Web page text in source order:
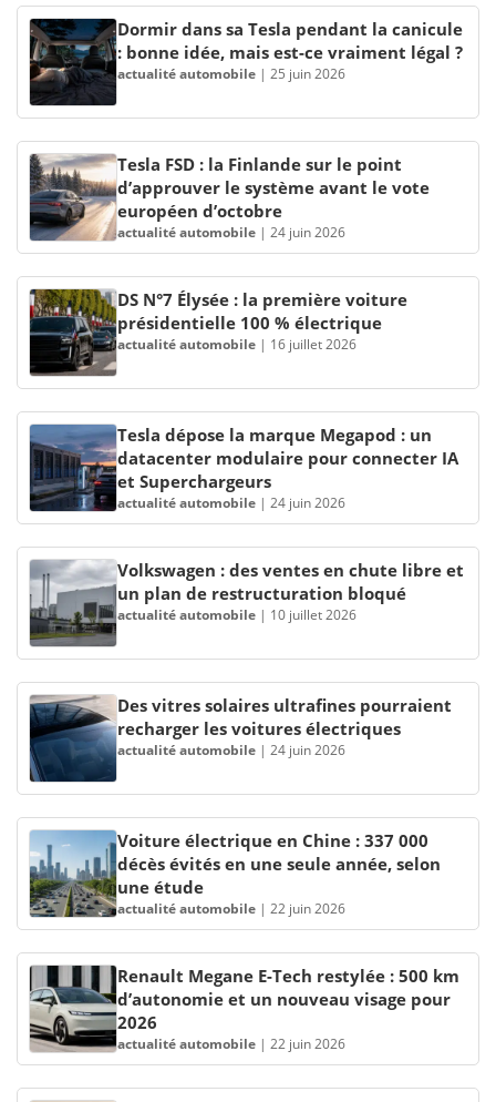
Dormir dans sa Tesla pendant la canicule
: bonne idée, mais est-ce vraiment légal ?
actualité automobile | 25 juin 2026
Tesla FSD : la Finlande sur le point
d’approuver le système avant le vote
européen d’octobre
actualité automobile | 24 juin 2026
DS N°7 Élysée : la première voiture
présidentielle 100 % électrique
actualité automobile | 16 juillet 2026
Tesla dépose la marque Megapod : un
datacenter modulaire pour connecter IA
et Superchargeurs
actualité automobile | 24 juin 2026
Volkswagen : des ventes en chute libre et
un plan de restructuration bloqué
actualité automobile | 10 juillet 2026
Des vitres solaires ultrafines pourraient
recharger les voitures électriques
actualité automobile | 24 juin 2026
Voiture électrique en Chine : 337 000
décès évités en une seule année, selon
une étude
actualité automobile | 22 juin 2026
Renault Megane E-Tech restylée : 500 km
d’autonomie et un nouveau visage pour
2026
actualité automobile | 22 juin 2026